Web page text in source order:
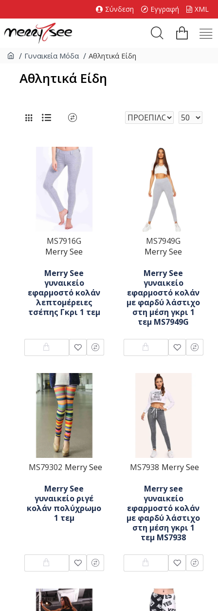
Σύνδεση Εγγραφή XML
Γυναικεία Μόδα Αθλητικά Είδη
Αθλητικά Είδη
MS7916G
Merry See
Merry See
γυναικείο
εφαρμοστό κολάν
λεπτομέρειες
τσέπης Γκρι 1 τεμ
MS7949G
Merry See
Merry See
γυναικείο
εφαρμοστό κολάν
με φαρδύ λάστιχο
στη μέση γκρι 1
τεμ MS7949G
MS79302 Merry See
Merry See
γυναικείο ριγέ
κολάν πολύχρωμο
1 τεμ
MS7938 Merry See
Merry see
γυναικείο
εφαρμοστό κολάν
με φαρδύ λάστιχο
στη μέση γκρι 1
τεμ MS7938